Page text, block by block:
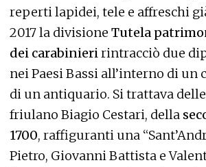
reperti lapidei, tele e affreschi
2017 la divisione Tutela
dei carabinieririntracciò due
nei Paesi Bassi all’interno di un
di un antiquario. Si trattava
friulano Biagio Cestari, della
1700, raffiguranti una
Pietro, Giovanni Battista e